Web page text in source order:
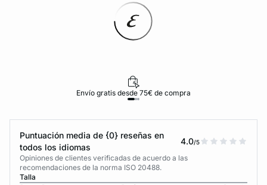
Envío gratis desde 75€ de compra
Puntuación media de {0} reseñas en
todos los idiomas
4.0/5
Opiniones de clientes verificadas de acuerdo a las
recomendaciones de la norma ISO 20488.
Talla